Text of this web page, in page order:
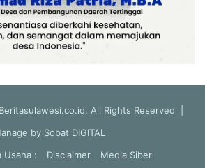
All Rights Reserved |
by Sobat DIGITAL
Usaha :
Disclaimer Media Siber